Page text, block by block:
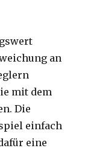
an
mit dem
Die
einfach
eine